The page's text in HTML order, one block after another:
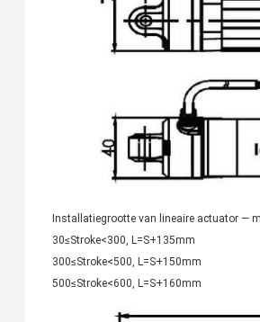
Installatiegrootte van lineaire actuator —
30≤Stroke<300, L=S+135mm
300≤Stroke<500, L=S+150mm
500≤Stroke<600, L=S+160mm